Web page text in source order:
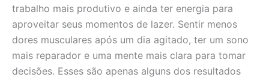
trabalho mais produtivo e ainda ter energia para
aproveitar seus momentos de lazer. Sentir menos
dores musculares após um dia agitado, ter um sono
mais reparador e uma mente mais clara para tomar
decisões. Esses são apenas alguns dos resultados